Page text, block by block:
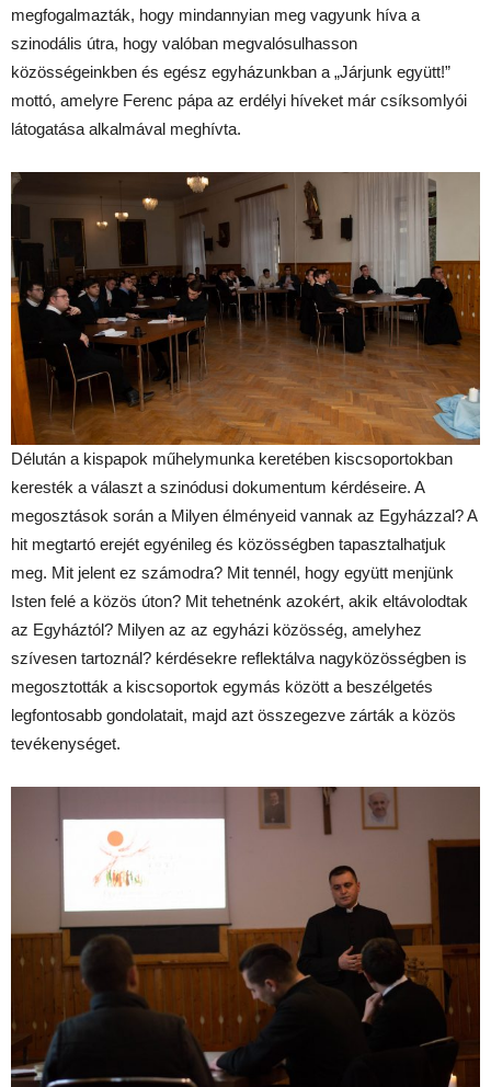
megfogalmazták, hogy mindannyian meg vagyunk híva a
szinodális útra, hogy valóban megvalósulhasson
közösségeinkben és egész egyházunkban a „Járjunk együtt!”
mottó, amelyre Ferenc pápa az erdélyi híveket már csíksomlyói
látogatása alkalmával meghívta.
Délután a kispapok műhelymunka keretében kiscsoportokban
keresték a választ a szinódusi dokumentum kérdéseire. A
megosztások során a Milyen élményeid vannak az Egyházzal? A
hit megtartó erejét egyénileg és közösségben tapasztalhatjuk
meg. Mit jelent ez számodra? Mit tennél, hogy együtt menjünk
Isten felé a közös úton? Mit tehetnénk azokért, akik eltávolodtak
az Egyháztól? Milyen az az egyházi közösség, amelyhez
szívesen tartoznál? kérdésekre reflektálva nagyközösségben is
megosztották a kiscsoportok egymás között a beszélgetés
legfontosabb gondolatait, majd azt összegezve zárták a közös
tevékenységet.